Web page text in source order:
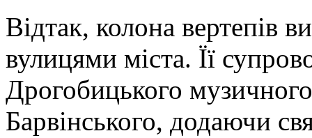
Відтак, колона вертепів
вулицями міста. Її
Дрогобицького
Барвінського, додаючи